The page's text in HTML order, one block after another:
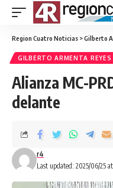
Region Cuatro Noticias >Gilberto
GILBERTO ARMENTA REYES
Alianza MC-
delante
Last updated: 2025/06/25
r4